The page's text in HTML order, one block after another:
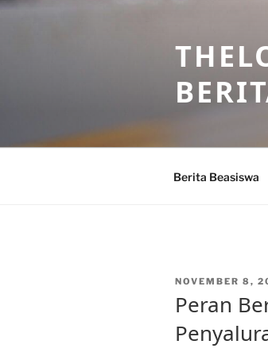
Skip
Berita Beasiswa
POSTED
NOVEMBER 8,
Peran